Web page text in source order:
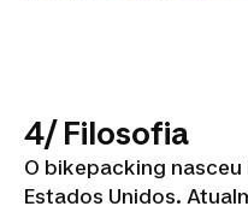
4/ Filosofia
O bikepacking
Estados Unidos.